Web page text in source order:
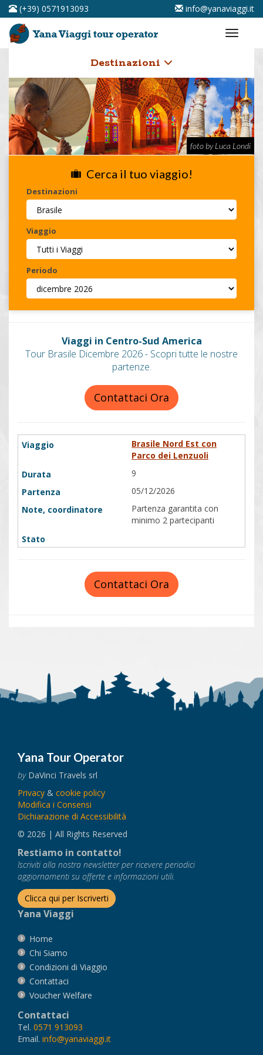
(+39) 0571913093 info@yanaviaggi.it
Destinazioni
foto by Luca Londi
Cerca il tuo viaggio!
Destinazioni
Viaggio
Periodo
Viaggi in Centro-Sud America
Tour Brasile Dicembre 2026 - Scopri tutte le nostre
partenze.
Contattaci Ora
Brasile Nord Est con
Parco dei Lenzuoli
9
05/12/2026
Partenza garantita con
minimo 2 partecipanti
Contattaci Ora
Yana Tour Operator
byDaVinci Travels srl
Privacy & cookie policy
Modifica i Consensi
Dichiarazione di Accessibilità
© 2026 | All Rights Reserved
Restiamo in contatto!
Iscriviti alla nostra newsletter per ricevere periodici
aggiornamenti su offerte e informazioni utili.
Clicca qui per Iscriverti
Yana Viaggi
Home
Chi Siamo
Condizioni di Viaggio
Contattaci
Voucher Welfare
Contattaci
Tel. 0571 913093
Email. info@yanaviaggi.it